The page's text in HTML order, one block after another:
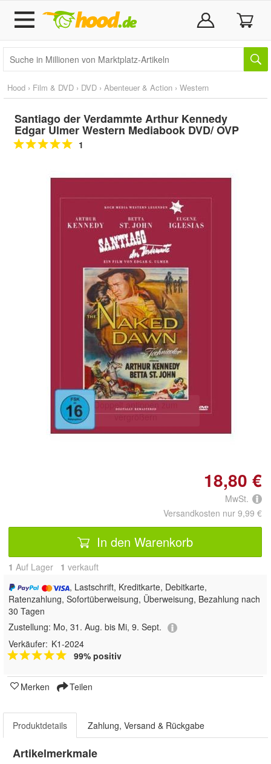
Hood › Film & DVD › DVD › Abenteuer & Action › Western
Santiago der Verdammte Arthur Kennedy
Edgar Ulmer Western Mediabook DVD/ OVP
1
Doppelt antippen zum
vergrößern
18,80 €
MwSt.
Versandkosten nur 9,99 €
In den Warenkorb
1 Auf Lager 1 verkauft
, Lastschrift, Kreditkarte, Debitkarte,
Ratenzahlung, Sofortüberweisung, Überweisung, Bezahlung nach
30 Tagen
Zustellung: Mo, 31. Aug. bis Mi, 9. Sept.
Verkäufer: K1-2024
99% positiv
Merken Teilen
Produktdetails Zahlung, Versand & Rückgabe
Artikelmerkmale